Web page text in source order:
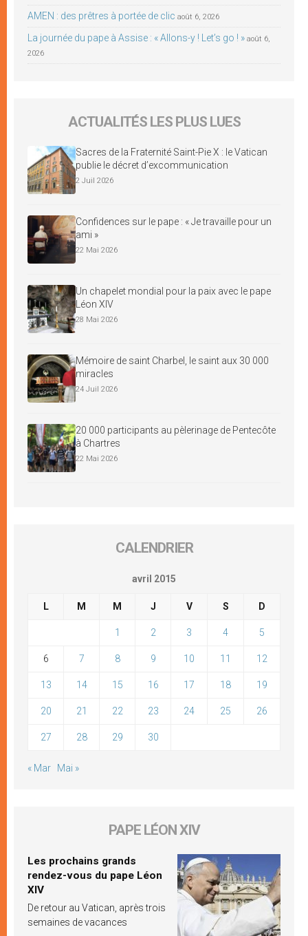
AMEN : des prêtres à portée de clic août 6, 2026
La journée du pape à Assise : « Allons-y ! Let’s go ! » août 6,
2026
ACTUALITÉS LES PLUS LUES
Sacres de la Fraternité Saint-Pie X : le Vatican
publie le décret d’excommunication
2 Juil 2026
Confidences sur le pape : « Je travaille pour un
ami »
22 Mai 2026
Un chapelet mondial pour la paix avec le pape
Léon XIV
28 Mai 2026
Mémoire de saint Charbel, le saint aux 30 000
miracles
24 Juil 2026
20 000 participants au pèlerinage de Pentecôte
à Chartres
22 Mai 2026
CALENDRIER
avril 2015
L M M J V S D
1 2 3 4 5
6 7 8 9 10 11 12
13 14 15 16 17 18 19
20 21 22 23 24 25 26
27 28 29 30
« Mar Mai »
PAPE LÉON XIV
Les prochains grands
rendez-vous du pape Léon
XIV
De retour au Vatican, après trois
semaines de vacances